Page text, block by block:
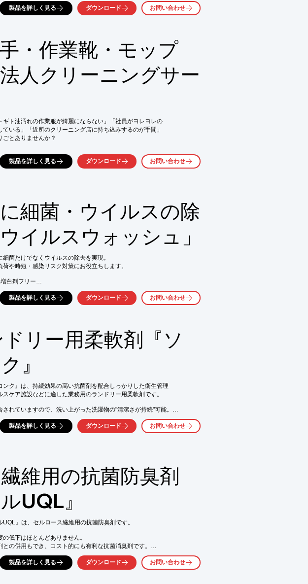
り、高度な衛生品質を保ちつつ、
ォームクリーニングと同等の価格帯を実現しました。
オートメーション化
アゾーニング
バイザー
ISO22000
策、UVオゾン循環システム
の活用
製品を詳しく見る ダウンロード お問い合わせ
・作業靴・モップ
人クリーニングサー
ギト油汚れの作業服が綺麗にならない」「社員がヨレヨレの
ている」「近所のクリーニング店に持ち込みするのが手間」
ごとありませんか？
クリーニングサービス』では、制服・作業着をまとめて
。会社まで集荷し、お届けします。
工対応
製品を詳しく見る ダウンロード お問い合わせ
細菌・ウイルスの除
イルスウォッシュ」
細菌だけでなくウイルスの除去を実現。
荷や時短・感染リスク対策にお役立ちします。
白剤フリー
含まないので、食品に触れるふきん等の洗濯にも対応
効果
チオン系界面活性剤による除ウイルス効果
製品を詳しく見る ダウンロード お問い合わせ
リー用柔軟剤『ソ
』
ンク』は、持続効果の高い抗菌剤を配合しっかりした衛生管理
スケア施設などに適した業務用のランドリー用柔軟剤です。
されていますので、洗い上がった洗濯物の"清潔さが持続"可能。
防臭効果により、イヤな臭いの発生が持続的に抑えられます。
軟成分による優れた柔軟効果により、洗いあがりは"ふんわり"
的なリネン
わらかな洗いあがり
止効果
資料をご覧いただくか、お気軽にお問い合わせ下さい。
製品を詳しく見る ダウンロード お問い合わせ
維用の抗菌防臭剤
UQL』
UQL』は、セルロース繊維用の抗菌防臭剤です。
の低下はほとんどありません。
との併用もでき、コスト的にも有利な抗菌消臭剤です。
マイルドな抗菌剤を用いており、持続的で耐洗濯性のある
られます。
製品を詳しく見る ダウンロード お問い合わせ